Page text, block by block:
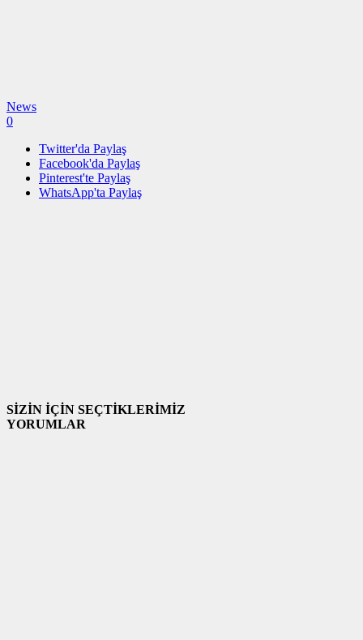
News
0
Twitter'da Paylaş
Facebook'da Paylaş
Pinterest'te Paylaş
WhatsApp'ta Paylaş
SİZİN İÇİN SEÇTİKLERİMİZ
YORUMLAR